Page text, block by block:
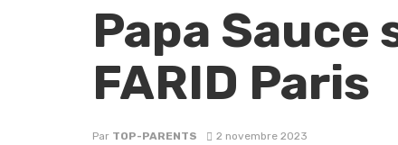
Papa Sauce
FARID Paris
Par TOP-PARENTS 2 novembre 2023